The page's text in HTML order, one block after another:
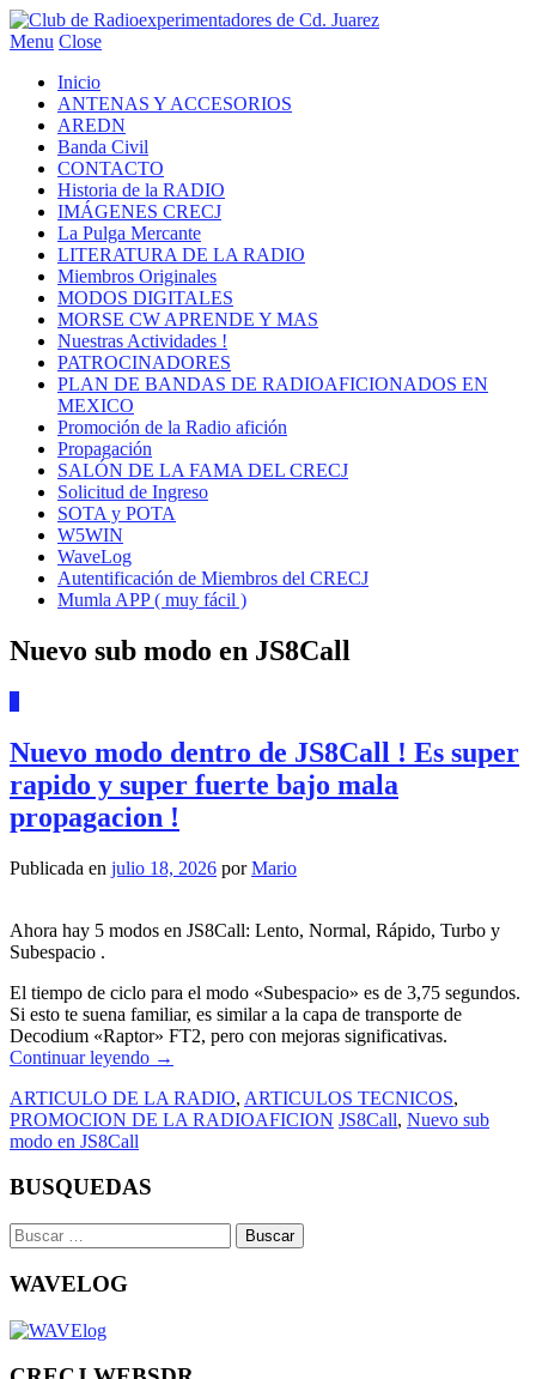
Menu Close
Inicio
ANTENAS Y ACCESORIOS
AREDN
Banda Civil
CONTACTO
Historia de la RADIO
IMÁGENES CRECJ
La Pulga Mercante
LITERATURA DE LA RADIO
Miembros Originales
MODOS DIGITALES
MORSE CW APRENDE Y MAS
Nuestras Actividades !
PATROCINADORES
PLAN DE BANDAS DE RADIOAFICIONADOS EN
MEXICO
Promoción de la Radio afición
Propagación
SALÓN DE LA FAMA DEL CRECJ
Solicitud de Ingreso
SOTA y POTA
W5WIN
WaveLog
Autentificación de Miembros del CRECJ
Mumla APP ( muy fácil )
Nuevo sub modo en JS8Call
Nuevo modo dentro de JS8Call ! Es super
rapido y super fuerte bajo mala
propagacion !
Publicada en julio 18, 2026 porMario
Ahora hay 5 modos en JS8Call: Lento, Normal, Rápido, Turbo y
Subespacio .
El tiempo de ciclo para el modo «Subespacio» es de 3,75 segundos.
Si esto te suena familiar, es similar a la capa de transporte de
Decodium «Raptor» FT2, pero con mejoras significativas.
Continuar leyendo →
ARTICULO DE LA RADIO, ARTICULOS TECNICOS,
PROMOCION DE LA RADIOAFICION JS8Call, Nuevo sub
modo en JS8Call
BUSQUEDAS
Buscar:
WAVELOG